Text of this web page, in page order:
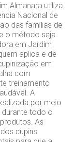
Almanara utiliza
Nacional de
das famílias de
o método seja
em Jardim
aplica e de
em
com
treinamento
A
por meio
todo o
As
cupins